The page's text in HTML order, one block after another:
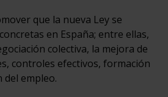
que la nueva Ley se
en España; entre ellas,
colectiva, la mejora de
controles efectivos, formación
del empleo.